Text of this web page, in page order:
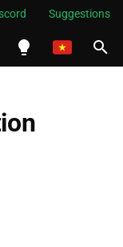
Suggestions